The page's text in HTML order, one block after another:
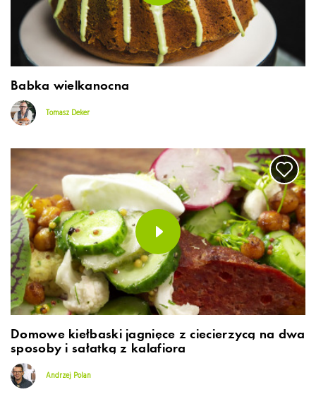
Babka wielkanocna
Tomasz Deker
Domowe kiełbaski jagnięce z ciecierzycą na dwa
sposoby i sałatką z kalafiora
Andrzej Polan